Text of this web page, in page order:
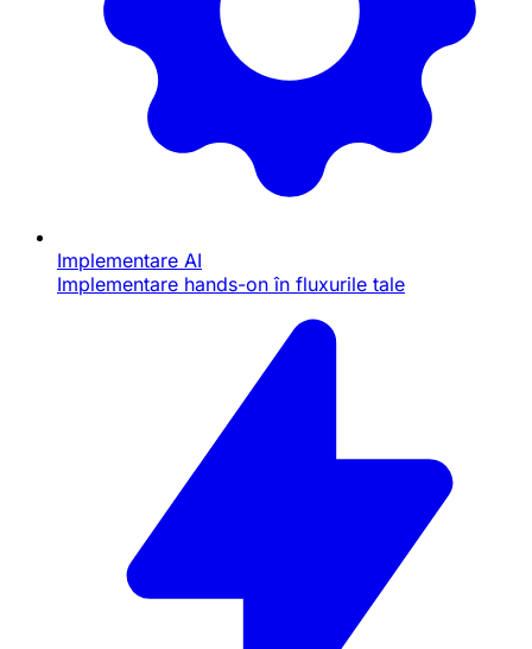
Implementare AI
Implementare hands-on în fluxurile tale